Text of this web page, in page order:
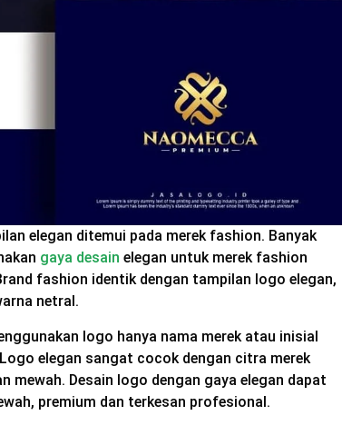
elegan ditemui pada merek fashion. Banyak
gaya desain elegan untuk merek fashion
fashion identik dengan tampilan logo elegan,
netral.
logo hanya nama merek atau inisial
elegan sangat cocok dengan citra merek
mewah. Desain logo dengan gaya elegan dapat
premium dan terkesan profesional.